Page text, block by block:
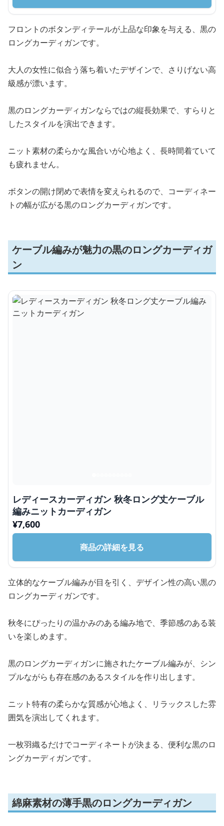
フロントのボタンディテールが上品な印象を与える、黒の
ロングカーディガンです。
大人の女性に似合う落ち着いたデザインで、さりげない高
級感が漂います。
黒のロングカーディガンならではの縦長効果で、すらりと
したスタイルを演出できます。
ニット素材の柔らかな風合いが心地よく、長時間着ていて
も疲れません。
ボタンの開け閉めで表情を変えられるので、コーディネー
トの幅が広がる黒のロングカーディガンです。
ケーブル編みが魅力の黒のロングカーディガ
ン
レディースカーディガン 秋冬ロング丈ケーブル
編みニットカーディガン
¥7,600
商品の詳細を見る
立体的なケーブル編みが目を引く、デザイン性の高い黒の
ロングカーディガンです。
秋冬にぴったりの温かみのある編み地で、季節感のある装
いを楽しめます。
黒のロングカーディガンに施されたケーブル編みが、シン
プルながらも存在感のあるスタイルを作り出します。
ニット特有の柔らかな質感が心地よく、リラックスした雰
囲気を演出してくれます。
一枚羽織るだけでコーディネートが決まる、便利な黒のロ
ングカーディガンです。
綿麻素材の薄手黒のロングカーディガン